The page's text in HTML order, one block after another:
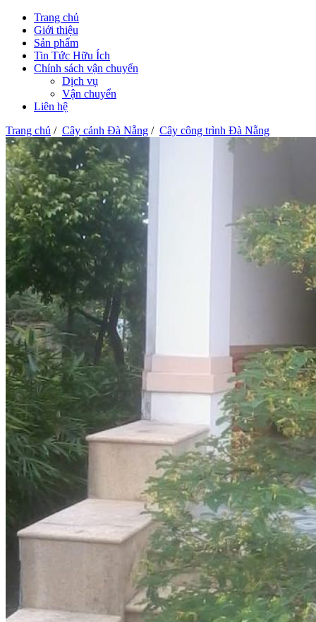
Trang chủ
Giới thiệu
Sản phẩm
Tin Tức Hữu Ích
Chính sách vận chuyển
Dịch vụ
Vận chuyển
Liên hệ
Trang chủ / Cây cảnh Đà Nẵng / Cây công trình Đà Nẵng